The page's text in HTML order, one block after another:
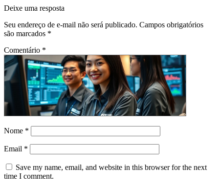
Deixe uma resposta
Seu endereço de e-mail não será publicado. Campos obrigatórios
são marcados *
Comentário *
Nome *
Email *
Save my name, email, and website in this browser for the next
time I comment.